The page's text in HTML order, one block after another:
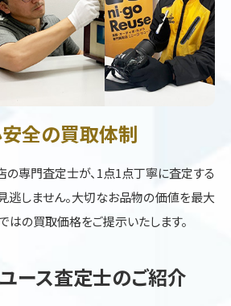
全の買取体制
の専門査定士が、1点1点丁寧に査定する
逃しません。大切なお品物の価値を最大
はの買取価格をご提示いたします。
ース査定士のご紹介